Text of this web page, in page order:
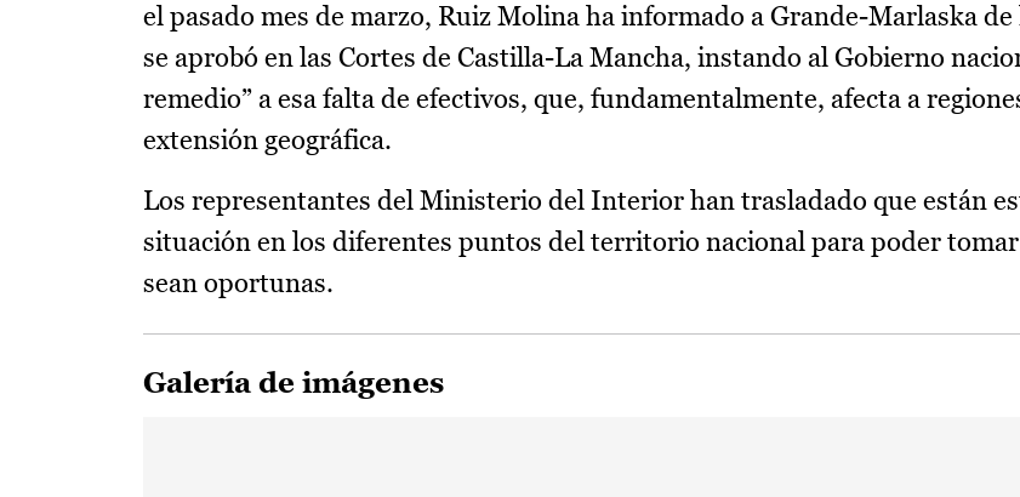
el pasado mes de marzo, Ruiz Molina ha informado a Grande-Marlaska
se aprobó en las Cortes de Castilla-La Mancha, instando al Gobierno
remedio” a esa falta de efectivos, que, fundamentalmente, afecta a
extensión geográfica.
Los representantes del Ministerio del Interior han trasladado que están
situación en los diferentes puntos del territorio nacional para poder
sean oportunas.
Galería de imágenes